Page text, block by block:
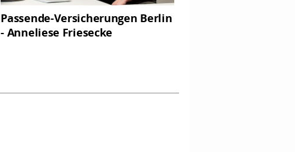
Passende-Versicherungen Berlin
- Anneliese Friesecke